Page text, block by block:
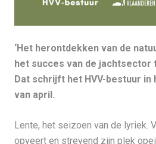
‘Het herontdekken van de
het succes van de jachtsector
Dat schrijft het HVV-bestuur in
van april.
Lente, het seizoen van de lyriek.
opveert en strevend zijn plek